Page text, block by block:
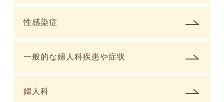
性感染症
一般的な婦人科疾患や症状
婦人科